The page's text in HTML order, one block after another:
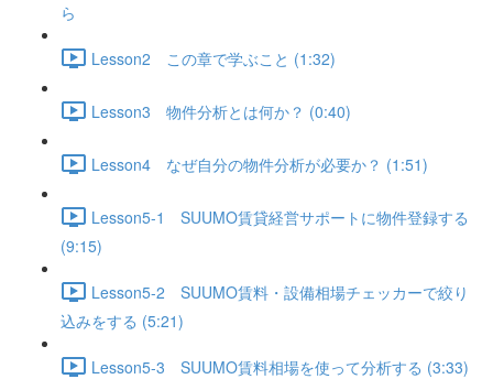
ら
Lesson2 この章で学ぶこと (1:32)
Lesson3 物件分析とは何か？ (0:40)
Lesson4 なぜ自分の物件分析が必要か？ (1:51)
Lesson5-1 SUUMO賃貸経営サポートに物件登録する
(9:15)
Lesson5-2 SUUMO賃料・設備相場チェッカーで絞り
込みをする (5:21)
Lesson5-3 SUUMO賃料相場を使って分析する (3:33)